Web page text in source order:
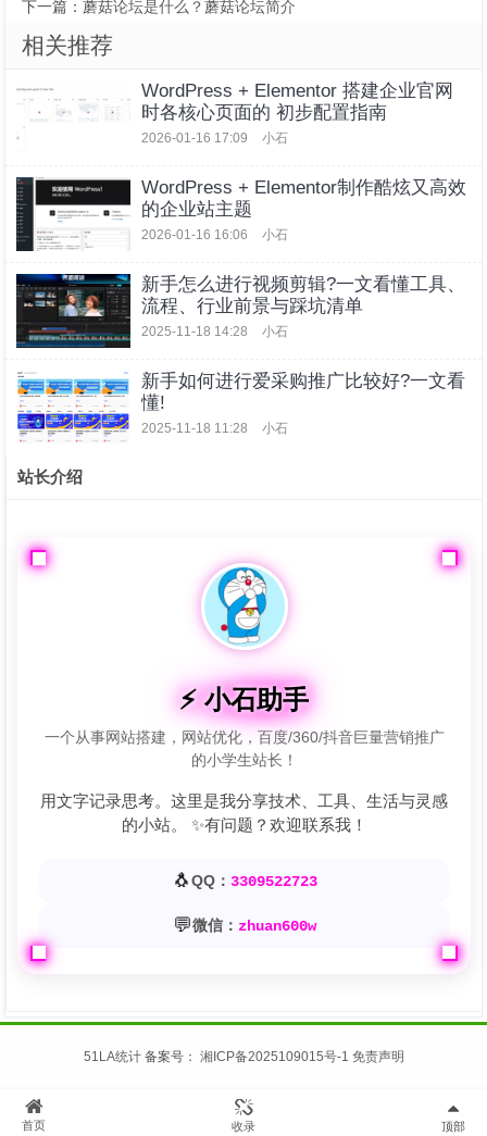
下一篇： 蘑菇论坛是什么？蘑菇论坛简介
相关推荐
WordPress + Elementor 搭建企业官网
时各核心页面的 初步配置指南
2026-01-16 17:09 小石
WordPress + Elementor制作酷炫又高效
的企业站主题
2026-01-16 16:06 小石
新手怎么进行视频剪辑?一文看懂工具、
流程、行业前景与踩坑清单
2025-11-18 14:28 小石
新手如何进行爱采购推广比较好?一文看
懂!
2025-11-18 11:28 小石
站长介绍
⚡ 小石助手
一个从事网站搭建，网站优化，百度/360/抖音巨量营销推广
的小学生站长！
用文字记录思考。这里是我分享技术、工具、生活与灵感
的小站。 ✨有问题？欢迎联系我！
🐧QQ： 3309522723
💬微信： zhuan600w
51LA统计备案号： 湘ICP备2025109015号-1 免责声明
首页 收录 顶部